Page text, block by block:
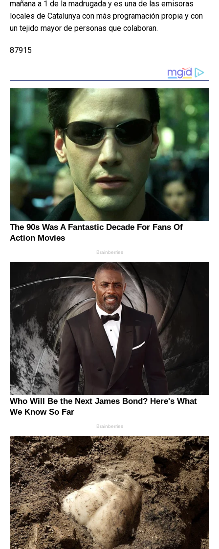
mañana a 1 de la madrugada y es una de las emisoras
locales de Catalunya con más programación propia y con
un tejido mayor de personas que colaboran.
87915